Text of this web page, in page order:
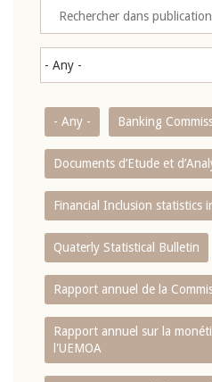
- Any - Banking
Documents d’Etude et
Financial Inclusion statistics
Quaterly Statistical Bulletin
Rapport annuel de la
Rapport annuel sur la
l'UEMOA